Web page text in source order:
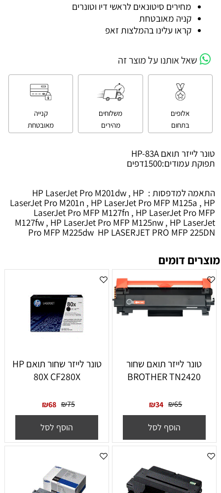
מחירים סיטונאים לראשי דיו וטונרים
קניה מאובטחת
קראו עלינו בהמלצות זאפ
שאל אותנו על מוצר זה
אלופים
בתחום
משלוחים
מהירים
קנייה
מאובטחת
טונר לייזר תואם HP-83A
תפוקת עמודים:1500דפים
התאמה למדפסות : HP LaserJet Pro M201dw , HP
LaserJet Pro M201n , HP LaserJet Pro MFP M125a , HP
LaserJet Pro MFP M127fn , HP LaserJet Pro MFP
M127fw , HP LaserJet Pro MFP M125nw , HP LaserJet
Pro MFP M225dw HP LASERJET PRO MFP 225DN
מוצרים דומים
טונר לייזר תואם שחור
BROTHER TN2420
₪65
₪34
הוסף לסל
טונר לייזר ‏שחור תואם HP
80X CF280X
₪75
₪68
הוסף לסל